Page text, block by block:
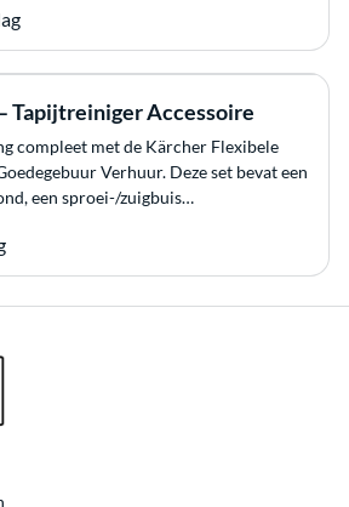
Tapijtreiniger Accessoire
compleet met de Kärcher Flexibele
Verhuur. Deze set bevat een
een sproei-/zuigbuis…